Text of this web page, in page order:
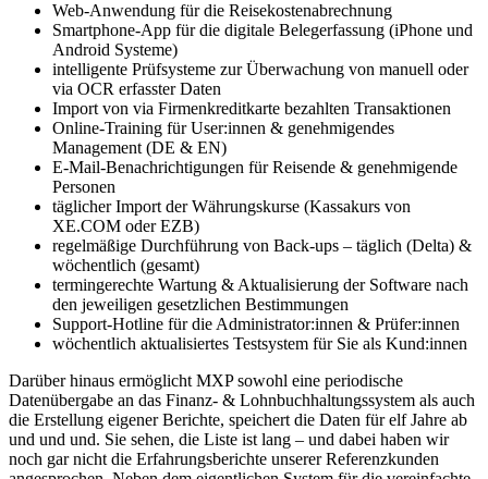
Web-Anwendung für die Reisekostenabrechnung
Smartphone-App für die digitale Belegerfassung (iPhone und
Android Systeme)
intelligente Prüfsysteme zur Überwachung von manuell oder
via OCR erfasster Daten
Import von via Firmenkreditkarte bezahlten Transaktionen
Online-Training für User:innen & genehmigendes
Management (DE & EN)
E-Mail-Benachrichtigungen für Reisende & genehmigende
Personen
täglicher Import der Währungskurse (Kassakurs von
XE.COM oder EZB)
regelmäßige Durchführung von Back-ups – täglich (Delta) &
wöchentlich (gesamt)
termingerechte Wartung & Aktualisierung der Software nach
den jeweiligen gesetzlichen Bestimmungen
Support-Hotline für die Administrator:innen & Prüfer:innen
wöchentlich aktualisiertes Testsystem für Sie als Kund:innen
Darüber hinaus ermöglicht MXP sowohl eine periodische
Datenübergabe an das Finanz- & Lohnbuchhaltungssystem als auch
die Erstellung eigener Berichte, speichert die Daten für elf Jahre ab
und und und. Sie sehen, die Liste ist lang – und dabei haben wir
noch gar nicht die Erfahrungsberichte unserer Referenzkunden